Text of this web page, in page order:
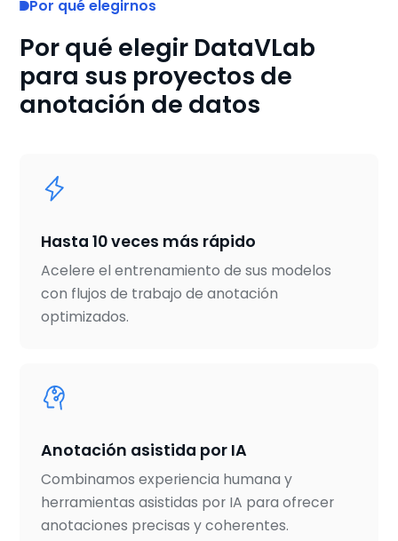
Por qué elegirnos
Por qué elegir DataVLab
para sus proyectos de
anotación de datos
Hasta 10 veces más rápido
Acelere el entrenamiento de sus modelos
con flujos de trabajo de anotación
optimizados.
Anotación asistida por IA
Combinamos experiencia humana y
herramientas asistidas por IA para ofrecer
anotaciones precisas y coherentes.